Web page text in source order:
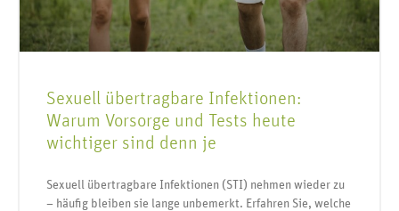
Sexuell übertragbare Infektionen:
Warum Vorsorge und Tests heute
wichtiger sind denn je
Sexuell übertragbare Infektionen (STI) nehmen wieder zu
– häufig bleiben sie lange unbemerkt. Erfahren Sie, welche